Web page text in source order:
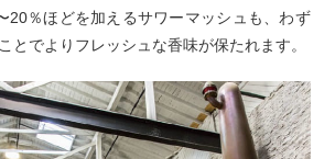
20％ほどを加えるサワーマッシュも、わず
とでよりフレッシュな香味が保たれます。